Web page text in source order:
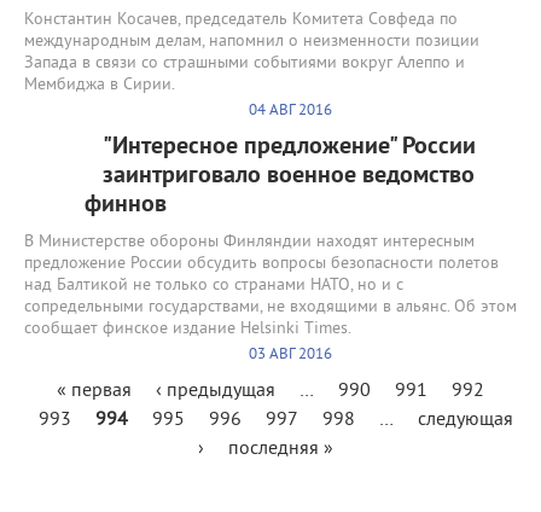
Константин Косачев, председатель Комитета Совфеда по
международным делам, напомнил о неизменности позиции
Запада в связи со страшными событиями вокруг Алеппо и
Мембиджа в Сирии.
04 АВГ 2016
"Интересное предложение" России
заинтриговало военное ведомство
финнов
В Министерстве обороны Финляндии находят интересным
предложение России обсудить вопросы безопасности полетов
над Балтикой не только со странами НАТО, но и с
сопредельными государствами, не входящими в альянс. Об этом
сообщает финское издание Helsinki Times.
03 АВГ 2016
Страницы
« первая ‹ предыдущая … 990 991
992
993
994 995 996 997 998 …
следующая
›
последняя »